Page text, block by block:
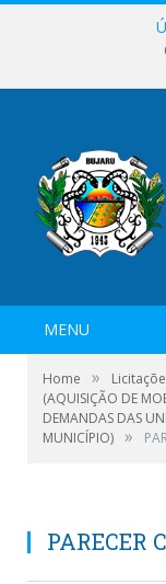
MENU
Home »
(AQUISIÇÃO DE
DEMANDAS DAS
MUNICÍPIO) »
PARECER